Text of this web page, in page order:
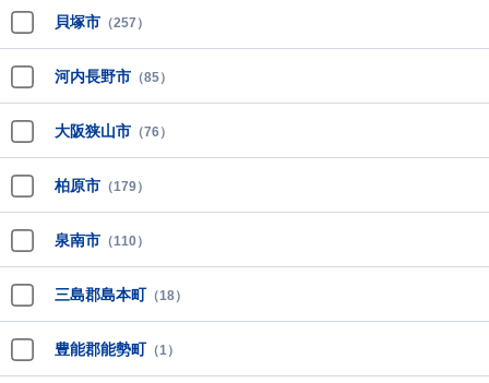
貝塚市 （257）
河内長野市 （85）
大阪狭山市 （76）
柏原市 （179）
泉南市 （110）
三島郡島本町 （18）
豊能郡能勢町 （1）